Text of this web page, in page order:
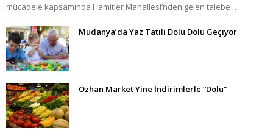
mücadele kapsamında Hamitler Mahallesi’nden gelen talebe …
Mudanya’da Yaz Tatili Dolu Dolu Geçiyor
Özhan Market Yine İndirimlerle “Dolu”